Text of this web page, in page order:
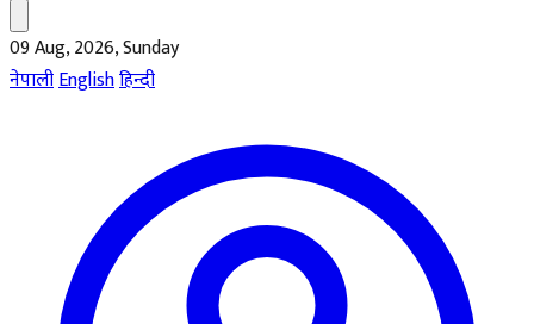
09 Aug, 2026, Sunday
नेपालीEnglishहिन्दी